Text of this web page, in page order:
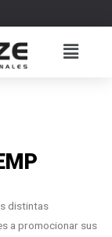
distintas
a promocionar sus